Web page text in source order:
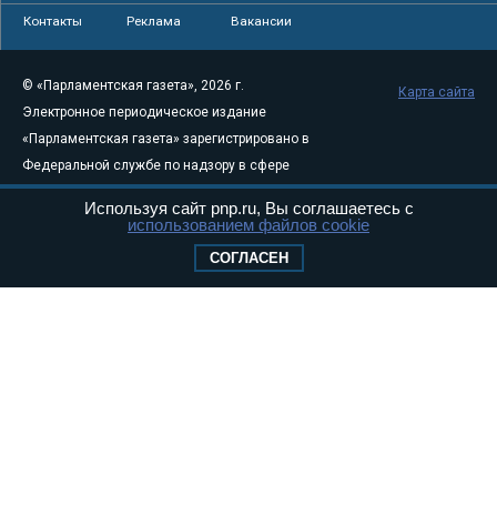
Контакты Реклама Вакансии
© «Парламентская газета», 2026 г.
Электронное периодическое издание
«Парламентская газета» зарегистрировано в
Федеральной службе по надзору в сфере
связи, информационных технологий и
массовых коммуникаций (Роскомнадзор) 05
Свидетельство о регистрации Эл № ФС77-
Карта сайта
Используя сайт pnp.ru, Вы соглашаетесь с
использованием файлов cookie
СОГЛАСЕН